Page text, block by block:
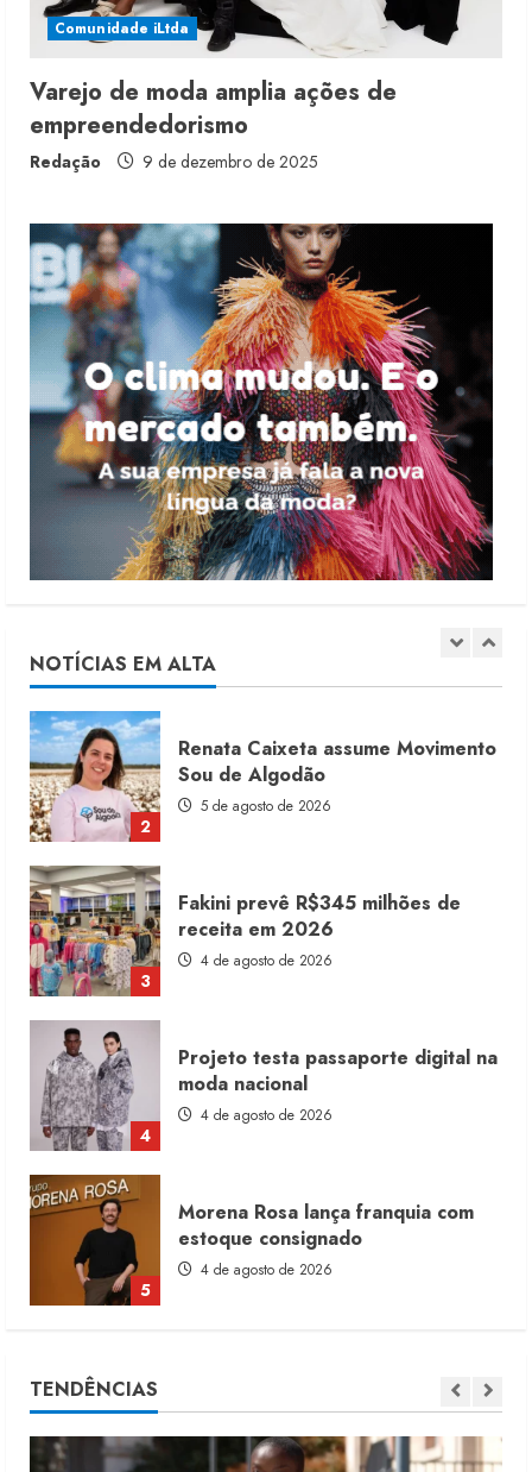
Comunidade iLtda
Varejo de moda amplia ações de
empreendedorismo
Redação 9 de dezembro de 2025
NOTÍCIAS EM ALTA
4 de agosto de 2026
Projeto testa passaporte digital na
moda nacional
5
Morena Rosa lança franquia com
estoque consignado
4 de agosto de 2026
1
Moda vende US$63,7 bilhões em
produtos licenciados
6 de agosto de 2026
2
5 de agosto de 2026
3
Fakini prevê R$345 milhões de
receita em 2026
4 de agosto de 2026
4
Projeto testa passaporte digital na
moda nacional
4 de agosto de 2026
5
Morena Rosa lança franquia com
estoque consignado
4 de agosto de 2026
1
Moda vende US$63,7 bilhões em
produtos licenciados
6 de agosto de 2026
2
TENDÊNCIAS